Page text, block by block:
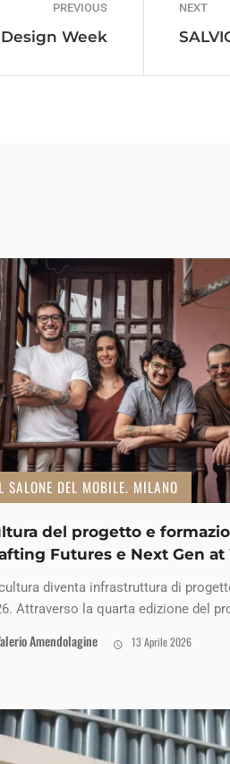
PREVIOUS
Week
NEXT
SALONE DEL MOBILE. MILANO
del progetto e
Futures e Next Gen at
diventa infrastruttura di
Attraverso la quarta edizione del
Amendolagine 13 Aprile 2026